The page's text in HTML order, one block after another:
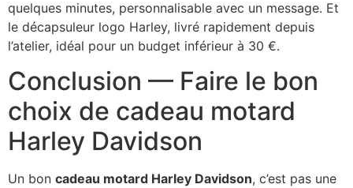
quelques minutes, personnalisable avec un message. Et
le décapsuleur logo Harley, livré rapidement depuis
l’atelier, idéal pour un budget inférieur à 30 €.
Conclusion — Faire le bon
choix de cadeau motard
Harley Davidson
Un bon cadeau motard Harley Davidson, c’est pas une